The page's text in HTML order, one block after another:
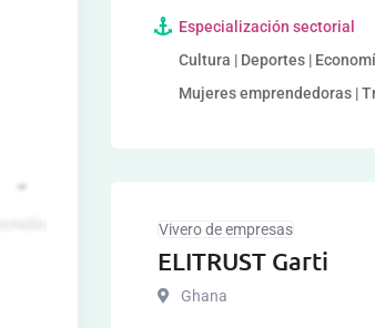
Especialización sectorial
Cultura | Deportes |
Mujeres emprendedoras |
Vivero de empresas
ELITRUST Garti
Ghana